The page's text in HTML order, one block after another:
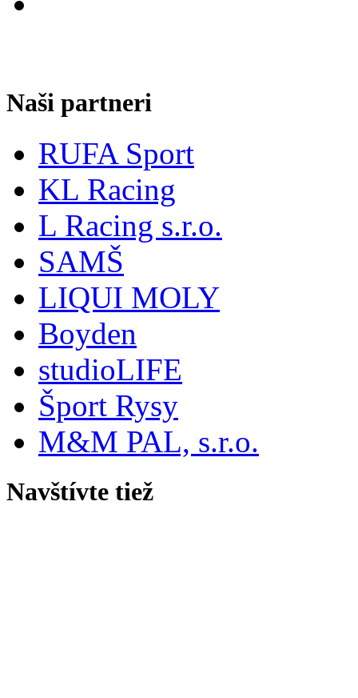
Naši partneri
RUFA Sport
KL Racing
L Racing s.r.o.
SAMŠ
LIQUI MOLY
Boyden
studioLIFE
Šport Rysy
M&M PAL, s.r.o.
Navštívte tiež